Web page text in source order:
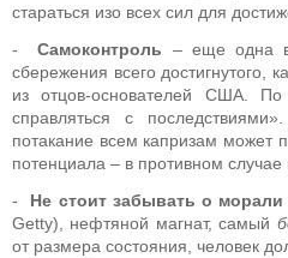
стараться изо всех сил для
-Самоконтроль – еще одна
сбережения всего достигнутого,
из отцов-основателей США.
справляться с
потакание всем капризам может
потенциала – в противном случае
- Не стоит забывать о морали
Getty), нефтяной магнат, самый
от размера состояния, человек